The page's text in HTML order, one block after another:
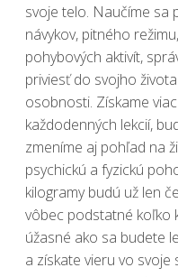
svoje telo. Naučíme sa
návykov, pitného
pohybových aktivít,
priviesť do svojho
osobnosti. Získame
každodenných lekcií,
zmeníme aj pohľad na
psychickú a fyzickú
kilogramy budú už len
vôbec podstatné koľko
úžasné ako sa budete
a získate vieru vo svoje